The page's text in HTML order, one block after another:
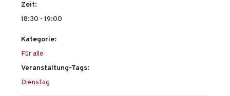
Zeit:
18:30 - 19:00
Kategorie:
Für alle
Veranstaltung-Tags:
Dienstag